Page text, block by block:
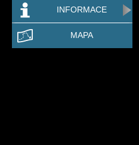
INFORMACE
MAPA